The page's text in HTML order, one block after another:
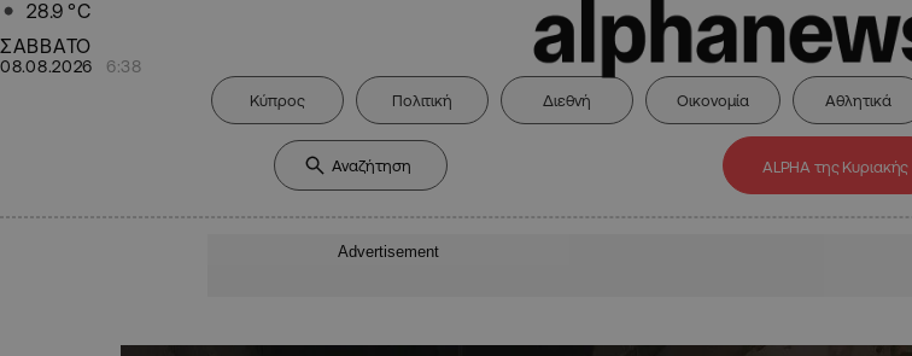
28.9 °C
ΣΑΒΒΑΤΟ
08.08.2026 6:38
Κύπρος Πολιτική Διεθνή Οικονομία Αθλητικά
ALPHA της Κυριακής
Advertisement